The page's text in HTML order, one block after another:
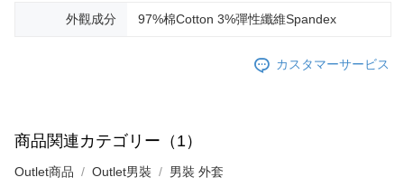
外觀成分 97%棉Cotton 3%彈性纖維Spandex
カスタマーサービス
商品関連カテゴリー（1）
Outlet商品 Outlet男裝 男裝 外套